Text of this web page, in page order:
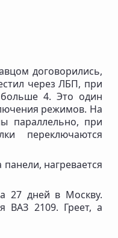
договорились,
через ЛБП, при
4. Это один
режимов. На
параллельно, при
переключаются
нагревается
27 дней в Москву.
ВАЗ 2109. Греет, а